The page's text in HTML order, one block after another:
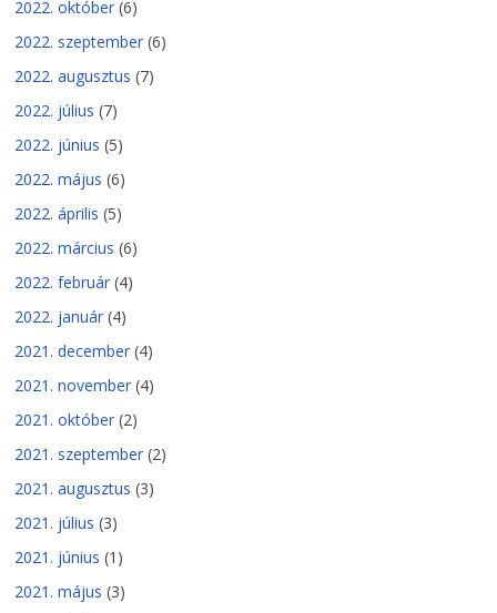
2022. október (6)
2022. szeptember (6)
2022. augusztus (7)
2022. július (7)
2022. június (5)
2022. május (6)
2022. április (5)
2022. március (6)
2022. február (4)
2022. január (4)
2021. december (4)
2021. november (4)
2021. október (2)
2021. szeptember (2)
2021. augusztus (3)
2021. július (3)
2021. június (1)
2021. május (3)